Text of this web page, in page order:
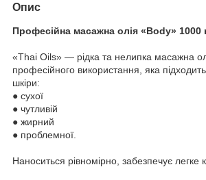
Опис
Професійна масажна олія «Body» 1000
«Thai Oils» — рідка та нелипка масажна
професійного використання, яка підходить
шкіри:
● сухої
● чутливій
● жирний
● проблемної.
Наноситься рівномірно, забезпечує легке